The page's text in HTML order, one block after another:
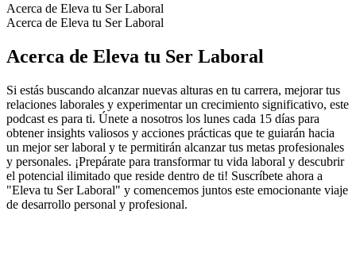
Acerca de Eleva tu Ser Laboral
Acerca de Eleva tu Ser Laboral
Acerca de Eleva tu Ser Laboral
Si estás buscando alcanzar nuevas alturas en tu carrera, mejorar tus
relaciones laborales y experimentar un crecimiento significativo, este
podcast es para ti. Únete a nosotros los lunes cada 15 días para
obtener insights valiosos y acciones prácticas que te guiarán hacia
un mejor ser laboral y te permitirán alcanzar tus metas profesionales
y personales. ¡Prepárate para transformar tu vida laboral y descubrir
el potencial ilimitado que reside dentro de ti! Suscríbete ahora a
"Eleva tu Ser Laboral" y comencemos juntos este emocionante viaje
de desarrollo personal y profesional.